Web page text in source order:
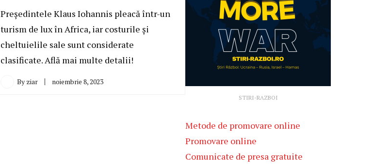
Președintele Klaus Iohannis pleacă într-un
turism de lux în Africa, iar costurile și
cheltuielile sale sunt considerate
clasificate. Află mai multe detalii!
By ziar noiembrie 8, 2023
STIRI-RAZBOI
Metode de promovare online
Promovare online
Comunicate de presa gratuite